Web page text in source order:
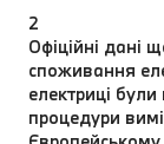
2
Офіційні дані
споживання
електриці
процедури